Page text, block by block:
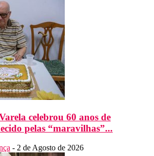
celebrou 60 anos de
pelas “maravilhas”...
- 2 de Agosto de 2026